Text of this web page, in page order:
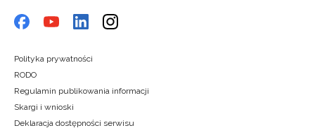
Polityka prywatności
RODO
Regulamin publikowania informacji
Skargi i wnioski
Deklaracja dostępności serwisu